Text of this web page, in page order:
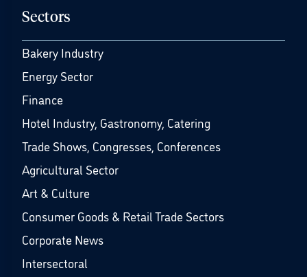
Sectors
Bakery Industry
Energy Sector
Finance
Hotel Industry, Gastronomy, Catering
Trade Shows, Congresses, Conferences
Agricultural Sector
Art & Culture
Consumer Goods & Retail Trade Sectors
Corporate News
Intersectoral